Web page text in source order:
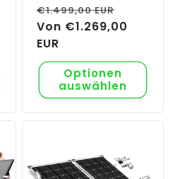
Normaler
Preis
€1.499,00 EUR
Von €1.269,00
EUR
Optionen
auswählen